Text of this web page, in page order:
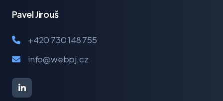
Pavel Jirouš
+420 730 148 755
info@webpj.cz